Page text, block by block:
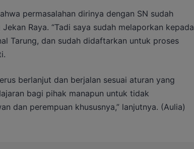
permasalahan dirinya dengan SN sudah
Raya. “Tadi saya sudah melaporkan kepada
Tarung, dan sudah didaftarkan untuk proses
berlanjut dan berjalan sesuai aturan yang
bagi pihak manapun untuk tidak
dan perempuan khususnya,” lanjutnya. (Aulia)